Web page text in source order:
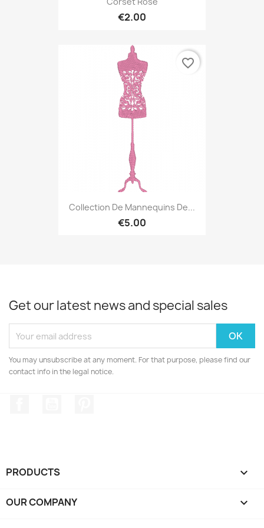
€2.00
Collection De Mannequins De...
€5.00
favorite_border
Get our latest news and special sales
You may unsubscribe at any moment. For that purpose, please find our
contact info in the legal notice.
PRODUCTS 
OUR COMPANY 